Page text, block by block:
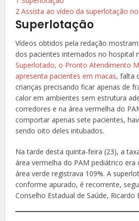
2 Assista ao vídeo da superlotação no
Superlotação
Vídeos obtidos pela redação
dos pacientes internados no hospital
Superlotado, o Pronto Atendimento
apresenta pacientes em macas, falta
crianças precisando ficar apenas de
calor em ambientes sem estrutura
corredores e na área vermelha do
comportar apenas sete pacientes,
sendo oito deles intubados.
Na tarde desta quinta-feira (23), a
área vermelha do PAM pediátrico era
área verde registrava 109%. A
conforme apurado, é recorrente,
Conselho Estadual de Saúde, Ricardo